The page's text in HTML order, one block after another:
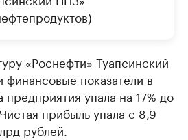
«Роснефти» Туапсинский
показатели в
предприятия упала на 17% до
прибыль упала с 8,9
рублей.